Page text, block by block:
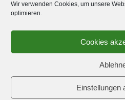
Wir verwenden Cookies, um unsere
optimieren.
Cookies
Einstellungen
© 2026 Schach-Club Kreuzberg e.V.